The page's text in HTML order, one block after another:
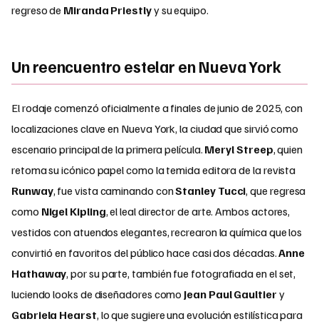
regreso de Miranda Priestlyy su equipo.
Un reencuentro estelar en Nueva York
El rodaje comenzó oficialmente a finales de junio de 2025, con
localizaciones clave en Nueva York, la ciudad que sirvió como
escenario principal de la primera película. Meryl Streep, quien
retoma su icónico papel como la temida editora de la revista
Runway, fue vista caminando conStanley Tucci, que regresa
como Nigel Kipling, el leal director de arte. Ambos actores,
vestidos con atuendos elegantes, recrearon la química que los
convirtió en favoritos del público hace casi dos décadas.Anne
Hathaway, por su parte, también fue fotografiada en el set,
luciendo looks de diseñadores como Jean Paul Gaultier y
Gabriela Hearst, lo que sugiere una evolución estilística para